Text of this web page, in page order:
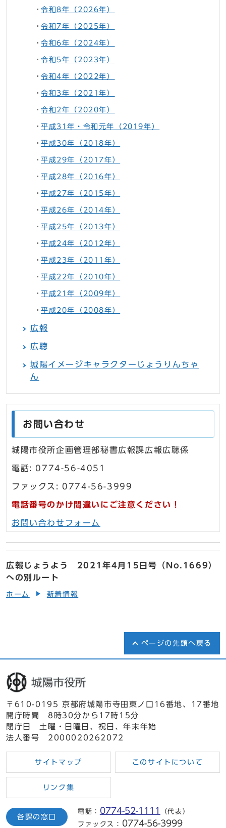
令和8年（2026年）
令和7年（2025年）
令和6年（2024年）
令和5年（2023年）
令和4年（2022年）
令和3年（2021年）
令和2年（2020年）
平成31年・令和元年（2019年）
平成30年（2018年）
平成29年（2017年）
平成28年（2016年）
平成27年（2015年）
平成26年（2014年）
平成25年（2013年）
平成24年（2012年）
平成23年（2011年）
平成22年（2010年）
平成21年（2009年）
平成20年（2008年）
広報
広聴
城陽イメージキャラクターじょうりんちゃ
ん
お問い合わせ
城陽市役所企画管理部秘書広報課広報広聴係
電話: 0774-56-4051
ファックス: 0774-56-3999
電話番号のかけ間違いにご注意ください！
お問い合わせフォーム
広報じょうよう 2021年4月15日号（No.1669）
への別ルート
ホーム 新着情報
ページの先頭へ戻る
〒610-0195 京都府城陽市寺田東ノ口16番地、17番地
開庁時間 8時30分から17時15分
閉庁日 土曜・日曜日、祝日、年末年始
法人番号 2000020262072
サイトマップ このサイトについて
リンク集
各課の窓口
電話： 0774-52-1111
（代表）
ファックス：
0774-56-3999